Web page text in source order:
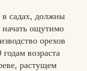
садах, должны
начать ощутимо
орехов
возраста
растущем